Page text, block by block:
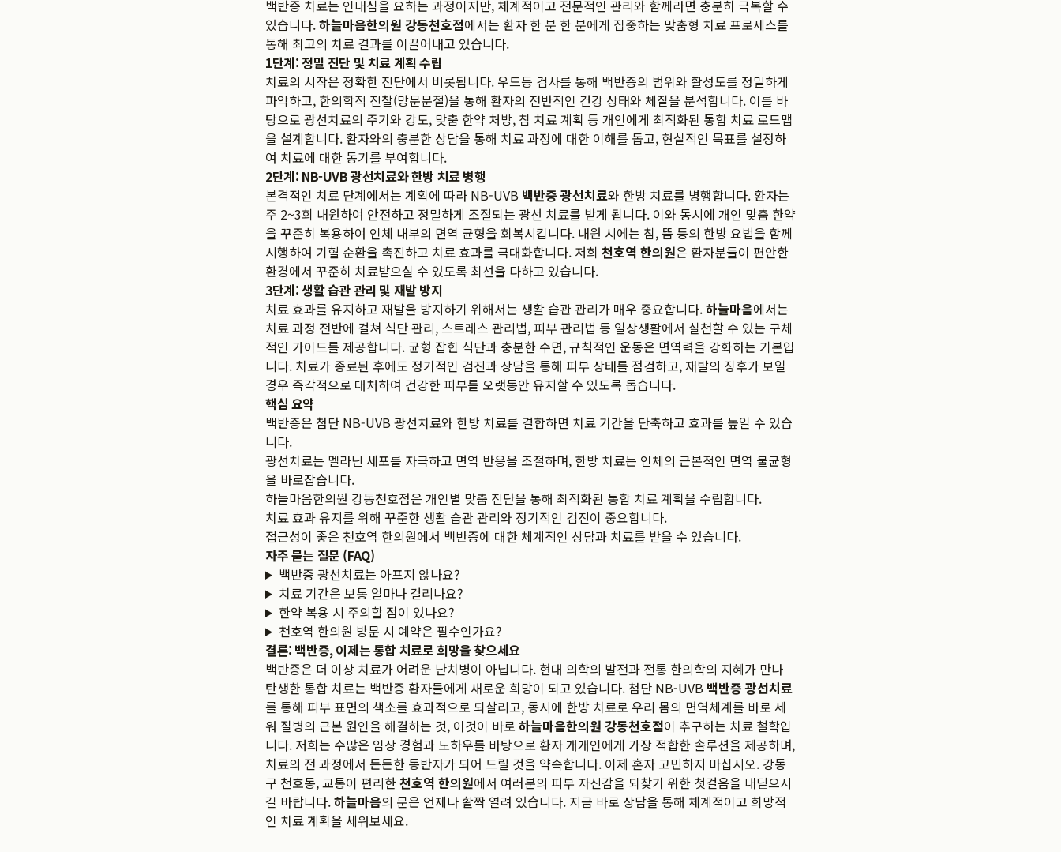
백반증 치료는 인내심을 요하는 과정이지만, 체계적이고 전문적인 관리와 함께라면 충분히 극복할 수
있습니다.하늘마음한의원 강동천호점에서는 환자 한 분 한 분에게 집중하는 맞춤형 치료 프로세스를
통해 최고의 치료 결과를 이끌어내고 있습니다.
1단계: 정밀 진단 및 치료 계획 수립
치료의 시작은 정확한 진단에서 비롯됩니다. 우드등 검사를 통해 백반증의 범위와 활성도를 정밀하게
파악하고, 한의학적 진찰(망문문절)을 통해 환자의 전반적인 건강 상태와 체질을 분석합니다. 이를 바
탕으로 광선치료의 주기와 강도, 맞춤 한약 처방, 침 치료 계획 등 개인에게 최적화된 통합 치료 로드맵
을 설계합니다. 환자와의 충분한 상담을 통해 치료 과정에 대한 이해를 돕고, 현실적인 목표를 설정하
여 치료에 대한 동기를 부여합니다.
2단계: NB-UVB 광선치료와 한방 치료 병행
본격적인 치료 단계에서는 계획에 따라 NB-UVB 백반증 광선치료와 한방 치료를 병행합니다. 환자는
주 2~3회 내원하여 안전하고 정밀하게 조절되는 광선 치료를 받게 됩니다. 이와 동시에 개인 맞춤 한약
을 꾸준히 복용하여 인체 내부의 면역 균형을 회복시킵니다. 내원 시에는 침, 뜸 등의 한방 요법을 함께
시행하여 기혈 순환을 촉진하고 치료 효과를 극대화합니다. 저희 천호역 한의원은 환자분들이 편안한
환경에서 꾸준히 치료받으실 수 있도록 최선을 다하고 있습니다.
3단계: 생활 습관 관리 및 재발 방지
치료 효과를 유지하고 재발을 방지하기 위해서는 생활 습관 관리가 매우 중요합니다.하늘마음에서는
치료 과정 전반에 걸쳐 식단 관리, 스트레스 관리법, 피부 관리법 등 일상생활에서 실천할 수 있는 구체
적인 가이드를 제공합니다. 균형 잡힌 식단과 충분한 수면, 규칙적인 운동은 면역력을 강화하는 기본입
니다. 치료가 종료된 후에도 정기적인 검진과 상담을 통해 피부 상태를 점검하고, 재발의 징후가 보일
경우 즉각적으로 대처하여 건강한 피부를 오랫동안 유지할 수 있도록 돕습니다.
핵심 요약
백반증은 첨단 NB-UVB 광선치료와 한방 치료를 결합하면 치료 기간을 단축하고 효과를 높일 수 있습
니다.
광선치료는 멜라닌 세포를 자극하고 면역 반응을 조절하며, 한방 치료는 인체의 근본적인 면역 불균형
을 바로잡습니다.
하늘마음한의원 강동천호점은 개인별 맞춤 진단을 통해 최적화된 통합 치료 계획을 수립합니다.
치료 효과 유지를 위해 꾸준한 생활 습관 관리와 정기적인 검진이 중요합니다.
접근성이 좋은 천호역 한의원에서 백반증에 대한 체계적인 상담과 치료를 받을 수 있습니다.
자주 묻는 질문 (FAQ)
백반증 광선치료는 아프지 않나요?
치료 기간은 보통 얼마나 걸리나요?
한약 복용 시 주의할 점이 있나요?
천호역 한의원 방문 시 예약은 필수인가요?
결론: 백반증, 이제는 통합 치료로 희망을 찾으세요
백반증은 더 이상 치료가 어려운 난치병이 아닙니다. 현대 의학의 발전과 전통 한의학의 지혜가 만나
탄생한 통합 치료는 백반증 환자들에게 새로운 희망이 되고 있습니다. 첨단 NB-UVB 백반증 광선치료
를 통해 피부 표면의 색소를 효과적으로 되살리고, 동시에 한방 치료로 우리 몸의 면역체계를 바로 세
워 질병의 근본 원인을 해결하는 것, 이것이 바로 하늘마음한의원 강동천호점이 추구하는 치료 철학입
니다. 저희는 수많은 임상 경험과 노하우를 바탕으로 환자 개개인에게 가장 적합한 솔루션을 제공하며,
치료의 전 과정에서 든든한 동반자가 되어 드릴 것을 약속합니다. 이제 혼자 고민하지 마십시오. 강동
구 천호동, 교통이 편리한천호역 한의원에서 여러분의 피부 자신감을 되찾기 위한 첫걸음을 내딛으시
길 바랍니다.하늘마음의 문은 언제나 활짝 열려 있습니다. 지금 바로 상담을 통해 체계적이고 희망적
인 치료 계획을 세워보세요.